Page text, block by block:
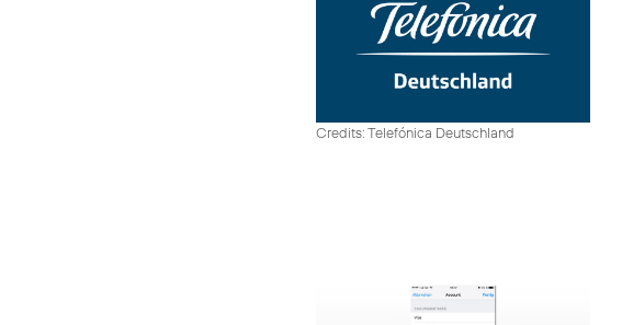
Credits: Telefónica Deutschland